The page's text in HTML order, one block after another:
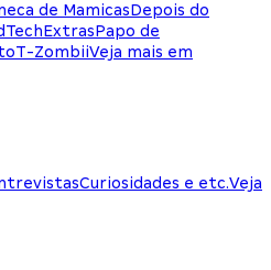
de MamicasDepois do
ExtrasPapo de
T-ZombiiVeja mais em
Curiosidades e etc.Veja